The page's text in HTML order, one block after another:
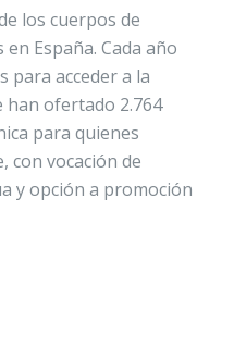
los cuerpos de
España. Cada año
para acceder a la
han ofertado 2.764
para quienes
con vocación de
y opción a promoción